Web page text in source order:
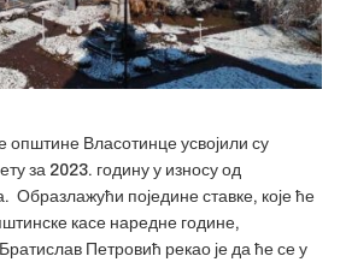
Власотинце усвојили су
за 2023. годину у износу од
поједине ставке, које ће
касе наредне године,
Петровић рекао је да ће се у